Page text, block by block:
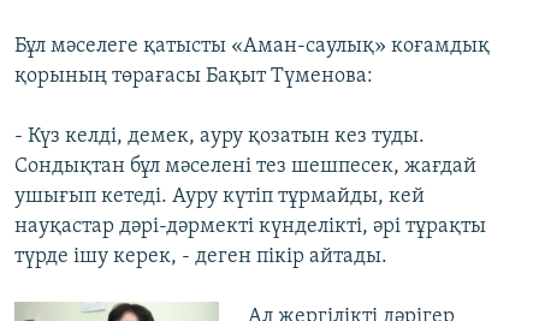
Бұл мәселеге қатысты «Аман-саулық» коғамдық
қорының төрағасы Бақыт Түменова:
- Күз келді, демек, ауру қозатын кез туды.
Сондықтан бұл мәселені тез шешпесек, жағдай
ушығып кетеді. Ауру күтіп тұрмайды, кей
науқастар дәрі-дәрмекті күнделікті, әрі тұрақты
түрде ішу керек, - деген пікір айтады.